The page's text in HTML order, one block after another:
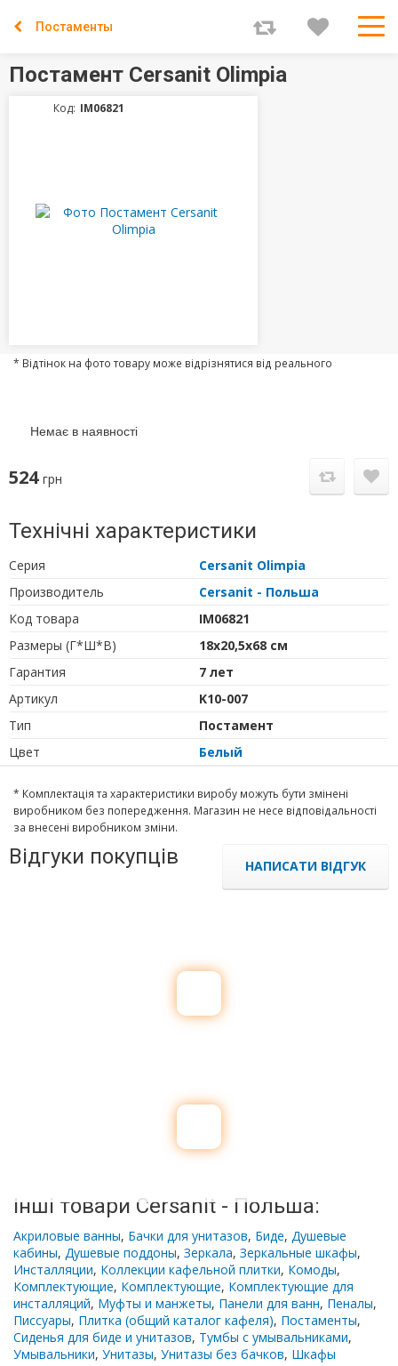
Постаменты
Постамент Cersanit Olimpia
Код: IM06821
* Відтінок на фото товару може відрізнятися від реального
Немає в наявності
524 грн
Технічні характеристики
Серия
Cersanit Olimpia
Производитель
Cersanit - Польша
Код товара
IM06821
Размеры (Г*Ш*В)
18х20,5х68 см
Гарантия
7 лет
Артикул
K10-007
Тип
Постамент
Цвет
Белый
* Комплектація та характеристики виробу можуть бути змінені
виробником без попередження. Магазин не несе відповідальності
за внесені виробником зміни.
Відгуки покупців НАПИСАТИ ВІДГУК
Інші товари Cersanit - Польша:
Акриловые ванны, Бачки для унитазов, Биде, Душевые
кабины, Душевые поддоны, Зеркала, Зеркальные шкафы,
Инсталляции, Коллекции кафельной плитки, Комоды,
Комплектующие, Комплектующие, Комплектующие для
инсталляций, Муфты и манжеты, Панели для ванн, Пеналы,
Писсуары, Плитка (общий каталог кафеля), Постаменты,
Сиденья для биде и унитазов, Тумбы с умывальниками,
Умывальники, Унитазы, Унитазы без бачков, Шкафы